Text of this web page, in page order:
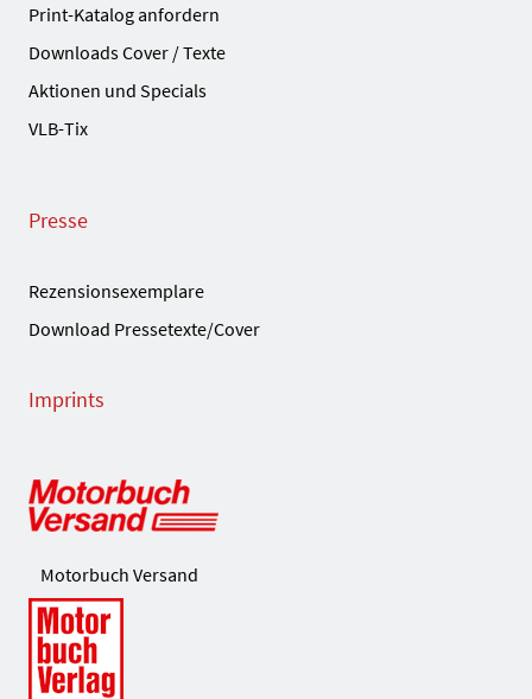
Print-Katalog anfordern
Downloads Cover / Texte
Aktionen und Specials
VLB-Tix
Presse
Rezensionsexemplare
Download Pressetexte/Cover
Imprints
Motorbuch Versand